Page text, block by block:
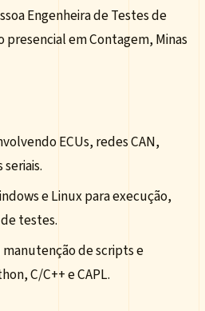
Engenheira de Testes de
em Contagem, Minas
ECUs, redes CAN,
e Linux para execução,
testes.
de scripts e
C/C++ e CAPL.